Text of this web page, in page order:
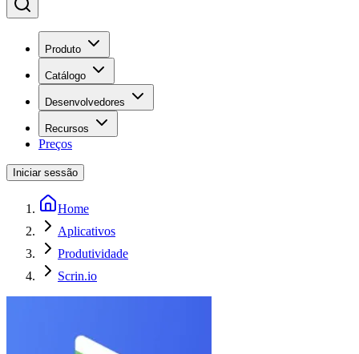
Produto
Catálogo
Desenvolvedores
Recursos
Preços
Iniciar sessão
Home
Aplicativos
Produtividade
Scrin.io